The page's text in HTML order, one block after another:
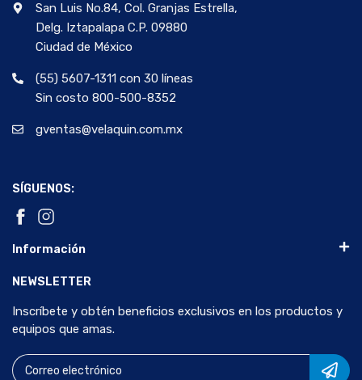
San Luis No.84, Col. Granjas Estrella,
Delg. Iztapalapa C.P. 09880
Ciudad de México
(55) 5607-1311 con 30 líneas
Sin costo 800-500-8352
gventas@velaquin.com.mx
SÍGUENOS:
Información
NEWSLETTER
Inscríbete y obtén beneficios exclusivos en los productos y
equipos que amas.